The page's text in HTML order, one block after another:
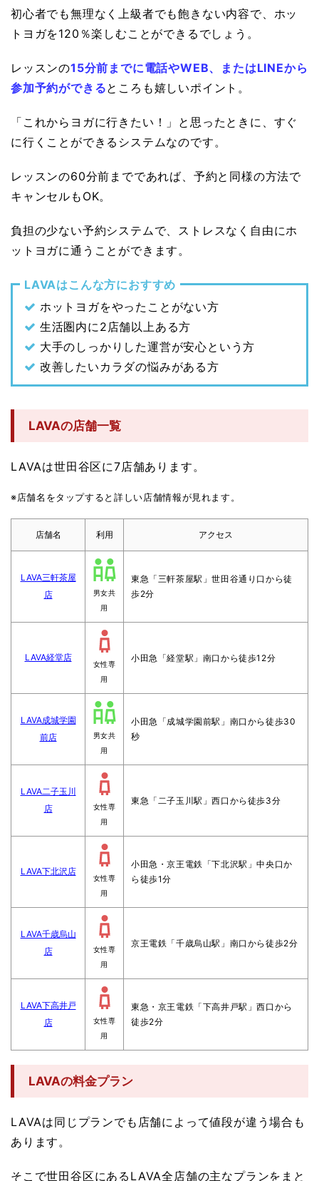
初心者でも無理なく上級者でも飽きない内容で、ホッ
トヨガを120％楽しむことができるでしょう。
レッスンの15分前までに電話やWEB、またはLINEから
参加予約ができるところも嬉しいポイント。
「これからヨガに行きたい！」と思ったときに、すぐ
に行くことができるシステムなのです。
レッスンの60分前までであれば、予約と同様の方法で
キャンセルもOK。
負担の少ない予約システムで、ストレスなく自由にホ
ットヨガに通うことができます。
LAVAはこんな方におすすめ
ホットヨガをやったことがない方
生活圏内に2店舗以上ある方
大手のしっかりした運営が安心という方
改善したいカラダの悩みがある方
LAVAの店舗一覧
LAVAは世田谷区に7店舗あります。
※店舗名をタップすると詳しい店舗情報が見れます。
店舗名 利用 アクセス
LAVA三軒茶屋
店
男女共
用
東急「三軒茶屋駅」世田谷通り口から徒
歩2分
LAVA経堂店
女性専
用
小田急「経堂駅」南口から徒歩12分
LAVA成城学園
前店
男女共
用
小田急「成城学園前駅」南口から徒歩30
秒
LAVA二子玉川
店
女性専
用
東急「二子玉川駅」西口から徒歩3分
LAVA下北沢店
女性専
用
小田急・京王電鉄「下北沢駅」中央口か
ら徒歩1分
LAVA千歳烏山
店
女性専
用
京王電鉄「千歳烏山駅」南口から徒歩2分
LAVA下高井戸
店
女性専
用
東急・京王電鉄「下高井戸駅」西口から
徒歩2分
LAVAの料金プラン
LAVAは同じプランでも店舗によって値段が違う場合も
あります。
そこで世田谷区にあるLAVA全店舗の主なプランをまと